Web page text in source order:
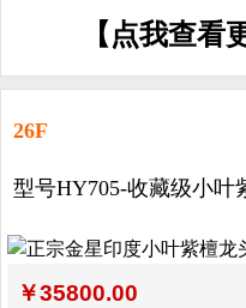
【点我查看
26F
型号HY705-收藏级小叶
￥35800.00